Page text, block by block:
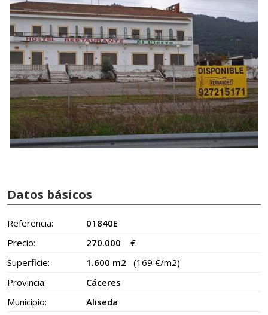
Datos básicos
Referencia:
01840E
Precio:
270.000
€
Superficie:
1.600 m2
(169 €/m2)
Provincia:
Cáceres
Municipio:
Aliseda